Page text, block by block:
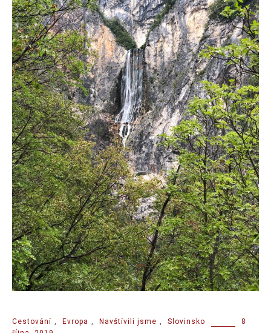
Cestování , Evropa , Navštívili jsme , Slovinsko
8